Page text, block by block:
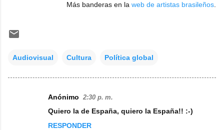
Más banderas en la web de artistas brasileños
Audiovisual Cultura Política global
Anónimo 2:30 p. m.
Quiero la de España, quiero la España!! :-)
RESPONDER